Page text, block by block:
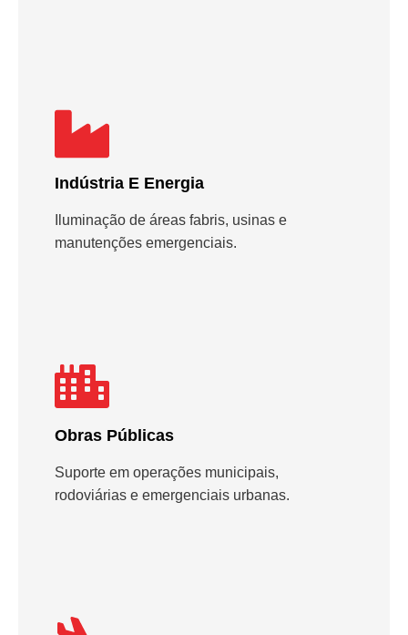
Indústria E Energia
Iluminação de áreas fabris, usinas e
manutenções emergenciais.
Obras Públicas
Suporte em operações municipais,
rodoviárias e emergenciais urbanas.